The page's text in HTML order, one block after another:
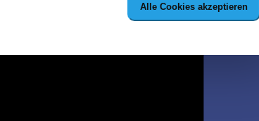
Alle Cookies akzeptieren